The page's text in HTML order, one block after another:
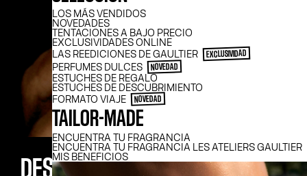
LOS MÁS VENDIDOS
NOVEDADES
TENTACIONES A BAJO PRECIO
EXCLUSIVIDADES ONLINE
LAS REEDICIONES DE GAULTIER
EXCLUSIVIDAD
PERFUMES DULCES NOVEDAD
ESTUCHES DE REGALO
ESTUCHES DE DESCUBRIMIENTO
FORMATO VIAJE
NOVEDAD
TAILOR-MADE
ENCUENTRA TU FRAGRANCIA
ENCUENTRA TU FRAGRANCIA LES ATELIERS GAULTIER
MIS BENEFICIOS
DESCUBRE TU PIEZA